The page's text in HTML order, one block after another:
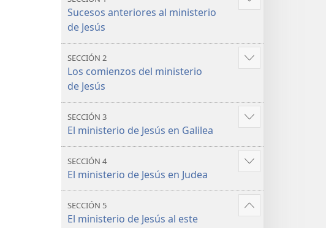
la vidala vida
Sucesos anteriores al ministerio
de Jesús
Mostrar
SECCIÓN 2
Los comienzos del ministerio
de Jesús
Mostrar
SECCIÓN 3
El ministerio de Jesús en Galilea
Mostrar
SECCIÓN 4
El ministerio de Jesús en Judea
Mostrar
SECCIÓN 5
El ministerio de Jesús al este
Mostrar